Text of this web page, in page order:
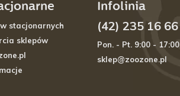
stacjonarnych
sklepów
Infolinia
(42) 235 16 66
Pon. - Pt. 9:00 - 17:00
sklep@zoozone.pl